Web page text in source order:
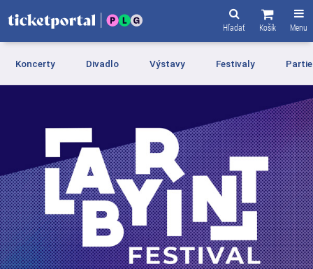
Menu
Košík
Hľadať
Koncerty Divadlo Výstavy Festivaly